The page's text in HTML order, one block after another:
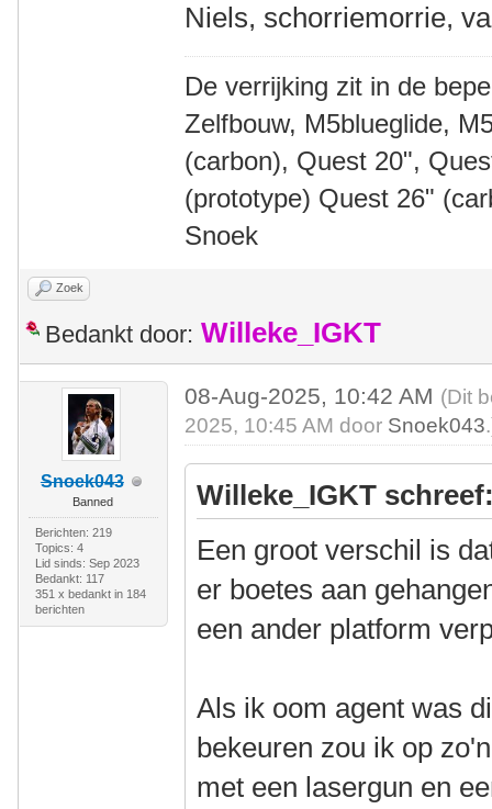
Niels, schorriemorrie,
De verrijking zit in de
Zelfbouw, M5blueglide,
(carbon), Quest 20",
(prototype) Quest 26"
Snoek
Zoek
Bedankt door: Willeke_IGKT
Snoek043
Banned
Berichten: 219
Topics: 4
Lid sinds: Sep 2023
Bedankt: 117
351 x bedankt in 184
berichten
08-Aug-2025, 10:42 AM (Dit
2025, 10:45 AM door Snoek043
Willeke_IGKT
Een groot verschil is
er boetes aan
een ander platform
Als ik oom agent was
bekeuren zou ik op
met een lasergun en